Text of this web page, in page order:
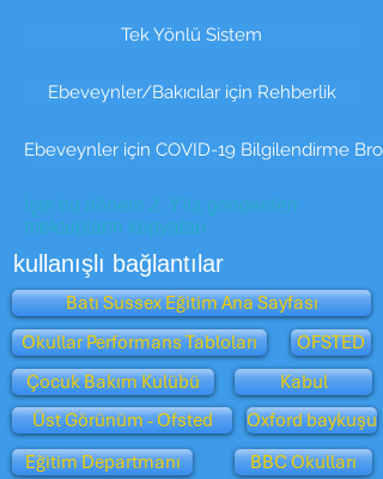
Tek Yönlü Sistem
Ebeveynler/Bakıcılar için Rehberlik
Ebeveynler için COVID-19 Bilgilendirme
İşte bu dönem 2. Yıla gönderilen
mektupların kopyaları.
kullanışlı bağlantılar
Batı Sussex Eğitim Ana Sayfası
Okullar Performans Tabloları
OFSTED
Çocuk Bakım Kulübü
Üst Görünüm - Ofsted
Kabul
Oxford baykuşu
Eğitim Departmanı
BBC Okulları